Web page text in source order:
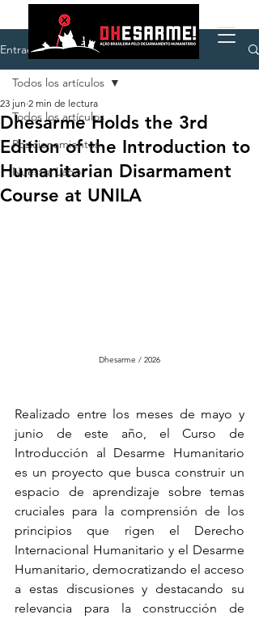
Entrada
Todos los artículos
Posicionamientos
Nuestra Labor
Todos los artículos
Dhesarme Holds the 3rd
Edition of the Introduction to
Humanitarian Disarmament
Course at UNILA
23 jun 2 min de lectura
Dhesarme / 2026
Realizado entre los meses de mayo y
junio de este año, el Curso de
Introducción al Desarme Humanitario
es un proyecto que busca construir un
espacio de aprendizaje sobre temas
cruciales para la comprensión de los
principios que rigen el Derecho
Internacional Humanitario y el Desarme
Humanitario, democratizando el acceso
a estas discusiones y destacando su
relevancia para la construcción de